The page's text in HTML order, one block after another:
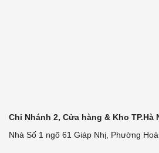
Chi Nhánh 2, Cửa hàng & Kho TP.Hà
Nhà Số 1 ngõ 61 Giáp Nhị, Phường